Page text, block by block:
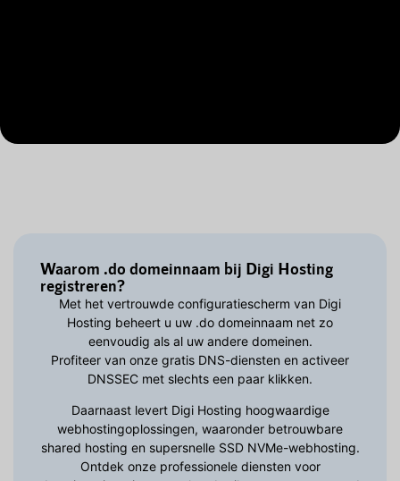
Waarom .do domeinnaam bij Digi Hosting
registreren?
Met het vertrouwde configuratiescherm van Digi
Hosting beheert u uw .do domeinnaam net zo
eenvoudig als al uw andere domeinen.
Profiteer van onze gratis DNS-diensten en activeer
DNSSEC met slechts een paar klikken.
Daarnaast levert Digi Hosting hoogwaardige
webhostingoplossingen, waaronder betrouwbare
shared hosting en supersnelle SSD NVMe-webhosting.
Ontdek onze professionele diensten voor